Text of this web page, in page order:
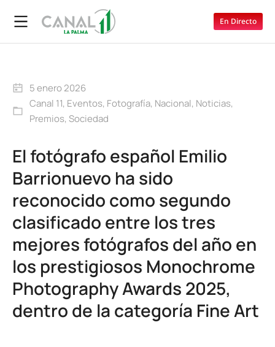
En Directo
5 enero 2026
Canal 11, Eventos, Fotografía, Nacional, Noticias,
Premios, Sociedad
El fotógrafo español Emilio
Barrionuevo ha sido
reconocido como segundo
clasificado entre los tres
mejores fotógrafos del año en
los prestigiosos Monochrome
Photography Awards 2025,
dentro de la categoría Fine Art